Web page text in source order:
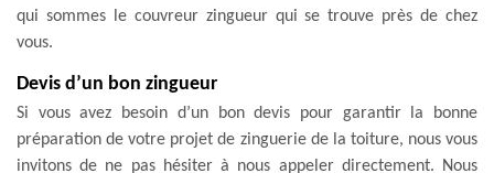
qui sommes le couvreur zingueur qui se trouve près de chez
vous.
Devis d’un bon zingueur
Si vous avez besoin d’un bon devis pour garantir la bonne
préparation de votre projet de zinguerie de la toiture, nous vous
invitons de ne pas hésiter à nous appeler directement. Nous